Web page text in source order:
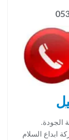
الجودة.
ابداع السلام